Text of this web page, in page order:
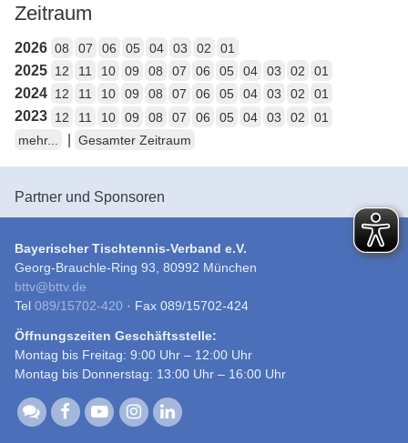
Zeitraum
2026 08 07 06 05 04 03 02 01
2025 12 11 10 09 08 07 06 05 04 03 02 01
2024 12 11 10 09 08 07 06 05 04 03 02 01
2023 12 11 10 09 08 07 06 05 04 03 02
01
mehr...
Gesamter Zeitraum
Partner und Sponsoren
Bayerischer Tischtennis-Verband e.V.
Georg-Brauchle-Ring 93, 80992 München
bttv@bttv.de
Tel 089/15702-420 · Fax 089/15702-424
Öffnungszeiten Geschäftsstelle:
Montag bis Freitag: 9:00 Uhr – 12:00 Uhr
Montag bis Donnerstag: 13:00 Uhr – 16:00 Uhr